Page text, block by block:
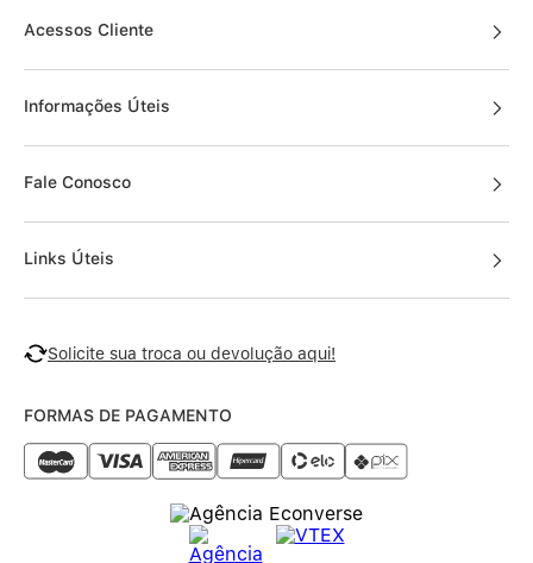
Acessos Cliente
Informações Úteis
Fale Conosco
Links Úteis
Solicite sua troca ou devolução aqui!
FORMAS DE PAGAMENTO